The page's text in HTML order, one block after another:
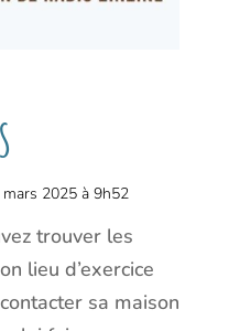
2025 à 9h52
trouver les
lieu d’exercice
sa maison